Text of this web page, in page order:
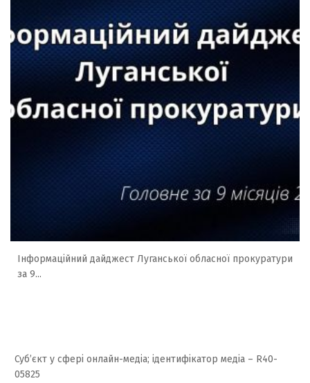
Інформаційний дайджест Луганської обласної прокуратури
за 9...
Суб’єкт у сфері онлайн-медіа; ідентифікатор медіа – R40-
05825